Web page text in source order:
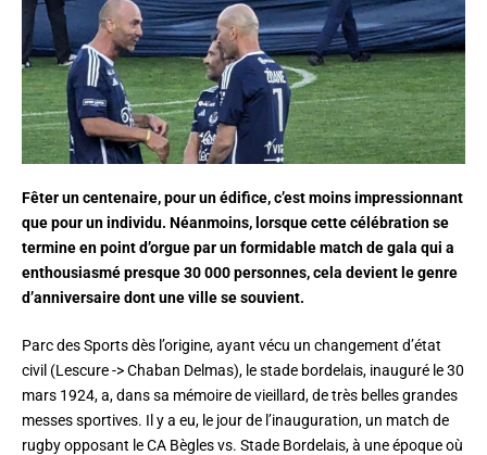
Fêter un centenaire, pour un édifice, c’est moins impressionnant
que pour un individu. Néanmoins, lorsque cette célébration se
termine en point d’orgue par un formidable match de gala qui a
enthousiasmé presque 30 000 personnes, cela devient le genre
d’anniversaire dont une ville se souvient.
Parc des Sports dès l’origine, ayant vécu un changement d’état
civil (Lescure -> Chaban Delmas), le stade bordelais, inauguré le 30
mars 1924, a, dans sa mémoire de vieillard, de très belles grandes
messes sportives. Il y a eu, le jour de l’inauguration, un match de
rugby opposant le CA Bègles vs. Stade Bordelais, à une époque où